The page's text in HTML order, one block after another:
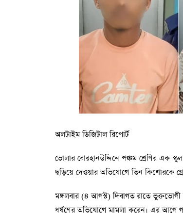
অলটাইম ডিজিটাল রিপোর্ট
ভোলার বোরহানউদ্দিনে পঞ্চম শ্রেণির এক
ছড়িয়ে দেওয়ার অভিযোগে তিন কিশোরকে
মঙ্গলবার (৪ আগস্ট) দিবাগত রাতে ভুক্তভোগী
ধর্ষণের অভিযোগে মামলা করেন। এর আগে